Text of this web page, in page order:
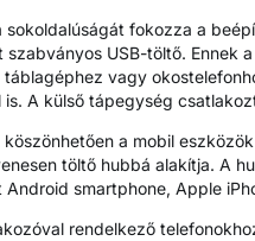
sokoldalúságát fokozza a
szabványos USB-töltő.
vagy
A külső tápegység
a mobil
töltő hubbá alakítja. A
smartphone, Apple
rendelkező